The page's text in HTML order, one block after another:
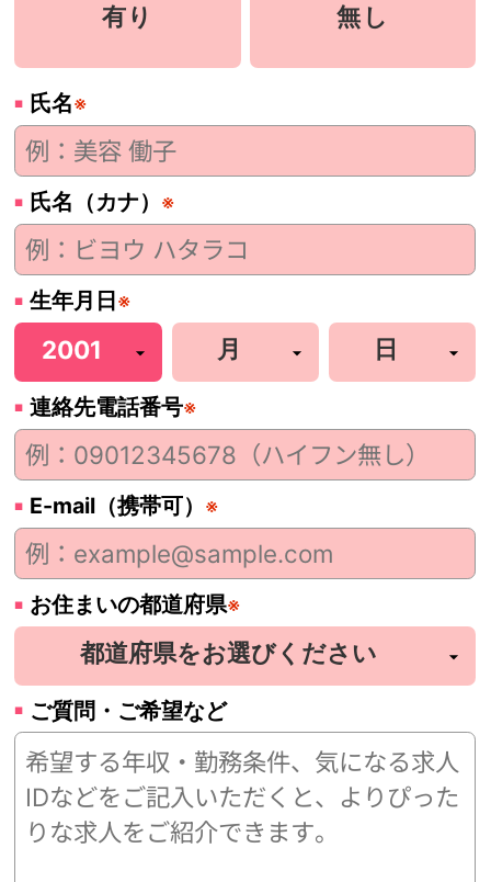
有り 無し
氏名※
氏名（カナ） ※
生年月日 ※
連絡先電話番号※
E-mail（携帯可） ※
お住まいの都道府県※
ご質問・ご希望など